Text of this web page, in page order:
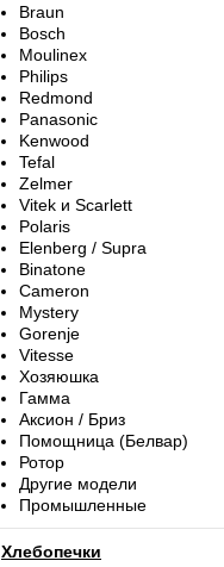
Braun
Bosch
Moulinex
Philips
Redmond
Panasonic
Kenwood
Tefal
Zelmer
Vitek и Scarlett
Polaris
Elenberg / Supra
Binatone
Cameron
Mystery
Gorenje
Vitesse
Хозяюшка
Гамма
Аксион / Бриз
Помощница (Белвар)
Ротор
Другие модели
Промышленные
Хлебопечки